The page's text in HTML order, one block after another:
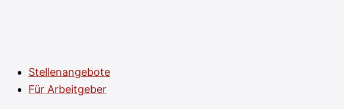
Stellenangebote
Für Arbeitgeber